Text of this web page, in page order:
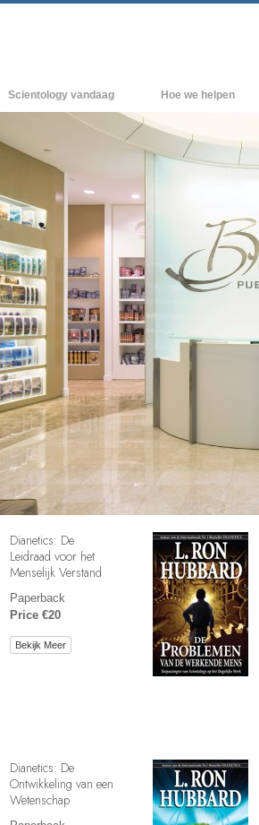
Scientology vandaag
Scientology Kerken
Organisaties
Land Base
beschikbaar maken voor de
wereld
Miscavige - Kerkelijk Leider van
Hoe we helpen
Dianetics: De
Leidraad voor het
Menselijk Verstand
Paperback
Price €20
Bekijk Meer
Dianetics: De
Ontwikkeling van een
Wetenschap